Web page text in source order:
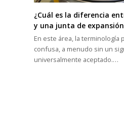
¿Cuál es la diferencia
y una junta de
En este área, la terminología
confusa, a menudo sin un
universalmente aceptado.…